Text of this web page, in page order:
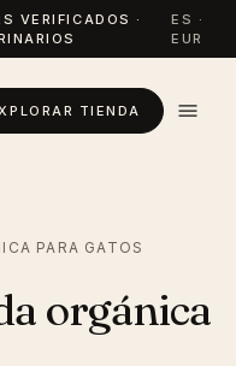
VERIFICADOS ·
ES ·
EUR
TIENDA
PARA GATOS
orgánica